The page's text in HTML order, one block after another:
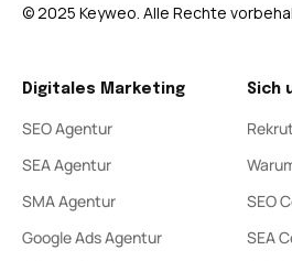
© 2025 Keyweo. Alle Rechte
Digitales Marketing
SEO Agentur
SEA Agentur
SMA Agentur
Google Ads Agentur
Sich
SEO
SEA